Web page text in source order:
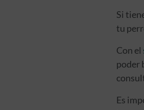
Si
tu
Con el
poder
Es